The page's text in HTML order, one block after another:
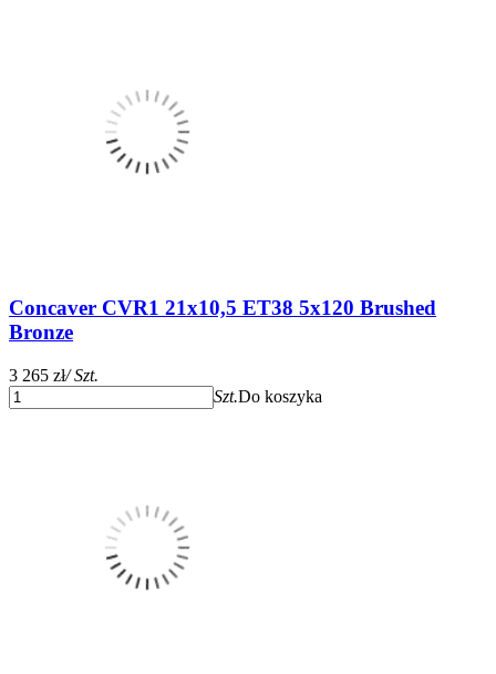
Concaver CVR1 21x10,5 ET38 5x120 Brushed
Bronze
3 265 zł/ Szt.
Szt.Do koszyka